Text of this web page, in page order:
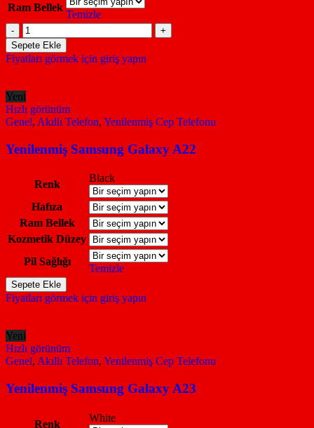
Ram Bellek
Temizle
Samsung
Galaxy
Tab
A9
adet
Sepete Ekle
Fiyatları görmek için giriş yapın
Yeni
Hızlı görünüm
Genel, Akıllı Telefon, Yenilenmiş Cep Telefonu
Yenilenmiş Samsung Galaxy A22
Renk
Black
Hafıza
Ram Bellek
Kozmetik Düzey
Pil Sağlığı
Temizle
Yenilenmiş
Samsung
Galaxy
adet
Sepete Ekle
Fiyatları görmek için giriş yapın
Yeni
Hızlı görünüm
Genel, Akıllı Telefon, Yenilenmiş Cep Telefonu
Yenilenmiş Samsung Galaxy A23
Renk
White